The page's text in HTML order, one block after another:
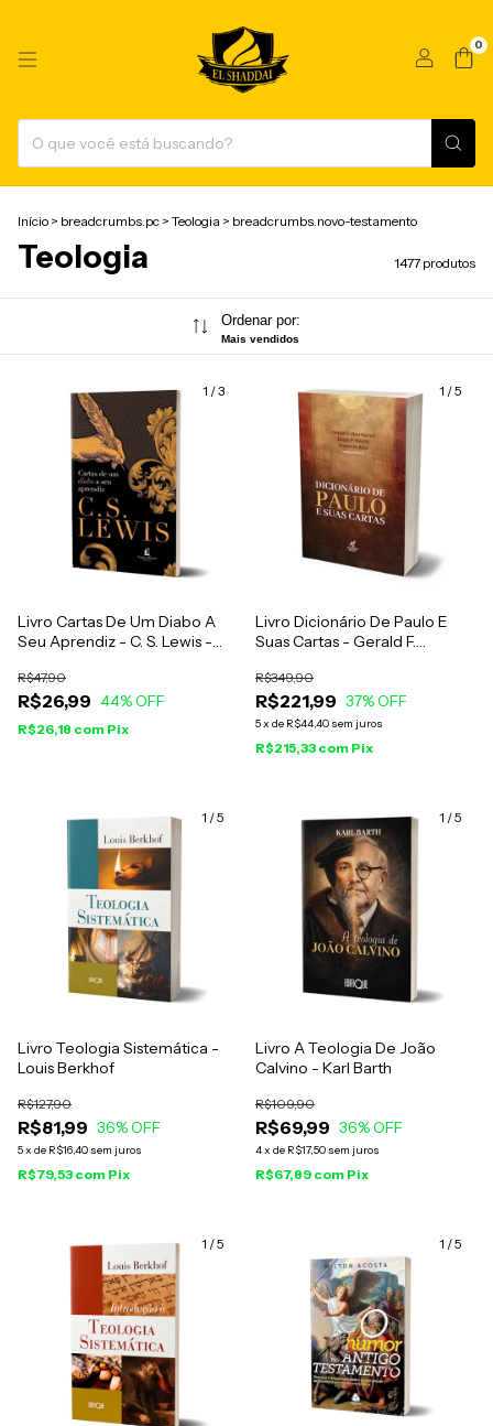
0
Início > breadcrumbs.pc > Teologia > breadcrumbs.novo-testamento
Teologia 1477 produtos
Ordenar por:
Mais vendidos
1 /3
Livro Cartas De Um Diabo A
Seu Aprendiz - C. S. Lewis -
R$26,99
R$47,90
44% OFF
R$26,18 com Pix
1 /5
Livro Dicionário De Paulo E
Suas Cartas - Gerald F.
Daniel G. Reid
R$221,99
R$349,90
37% OFF
5x de R$44,40 sem juros
R$215,33 com Pix
1 /5
Livro Teologia Sistemática -
Louis Berkhof
R$81,99
R$127,90
36% OFF
5x de R$16,40 sem juros
R$79,53 com Pix
1 /5
Livro A Teologia De João
Calvino - Karl Barth
R$69,99
R$109,90
36% OFF
4x de R$17,50 sem juros
R$67,89 com Pix
1 /5 1 /5